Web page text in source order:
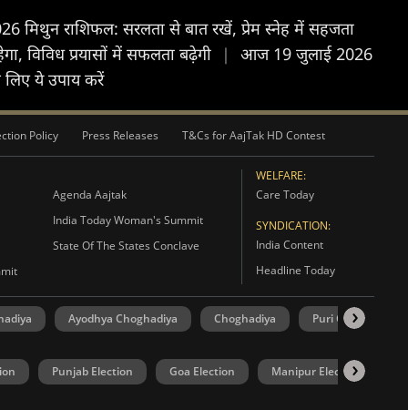
मिथुन राशिफल: सरलता से बात रखें, प्रेम स्नेह में सहजता
विविध प्रयासों में सफलता बढ़ेगी |
आज 19 जुलाई 2026
लिए ये उपाय करें
Policy Press Releases T&Cs for AajTak HD Contest
Agenda Aajtak
India Today Woman's Summit
State Of The States Conclave
WELFARE:
Care Today
SYNDICATION:
India Content
Headline Today
Ayodhya Choghadiya Choghadiya Puri Choghadiya
Punjab Election Goa Election Manipur Election